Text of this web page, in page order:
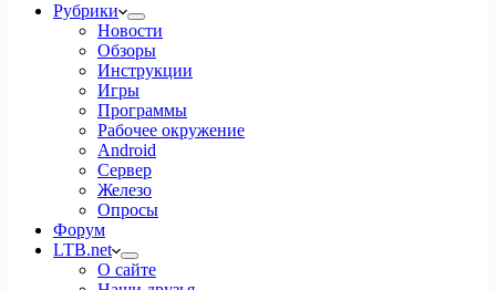
Рубрики
Новости
Обзоры
Инструкции
Игры
Программы
Рабочее окружение
Android
Сервер
Железо
Опросы
Форум
LTB.net
О сайте